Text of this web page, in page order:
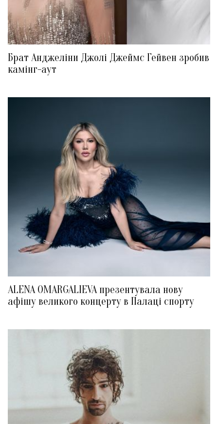
Брат Анджеліни Джолі Джеймс Гейвен зробив
камінг-аут
ALENA OMARGALIEVA презентувала нову
афішу великого концерту в Палаці спорту